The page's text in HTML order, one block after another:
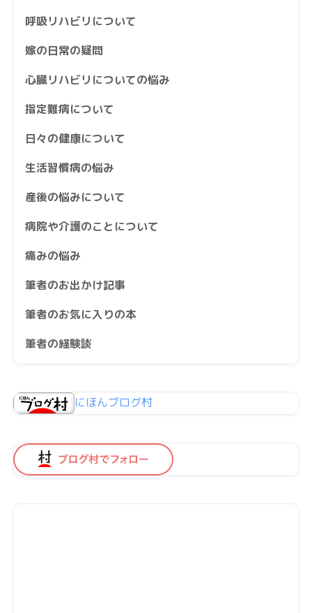
呼吸リハビリについて
嫁の日常の疑問
心臓リハビリについての悩み
指定難病について
日々の健康について
生活習慣病の悩み
産後の悩みについて
病院や介護のことについて
痛みの悩み
筆者のお出かけ記事
筆者のお気に入りの本
筆者の経験談
にほんブログ村